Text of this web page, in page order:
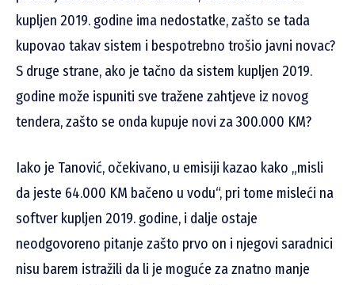
kupljen 2019. godine ima nedostatke, zašto se tada
kupovao takav sistem i bespotrebno trošio javni novac?
S druge strane, ako je tačno da sistem kupljen 2019.
godine može ispuniti sve tražene zahtjeve iz novog
tendera, zašto se onda kupuje novi za 300.000 KM?
Iako je Tanović, očekivano, u emisiji kazao kako „misli
da jeste 64.000 KM bačeno u vodu“, pri tome misleći na
softver kupljen 2019. godine, i dalje ostaje
neodgovoreno pitanje zašto prvo on i njegovi saradnici
nisu barem istražili da li je moguće za znatno manje